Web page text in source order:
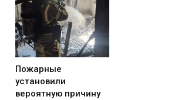
Пожарные
установили
вероятную причину